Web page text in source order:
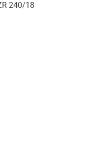
240/18